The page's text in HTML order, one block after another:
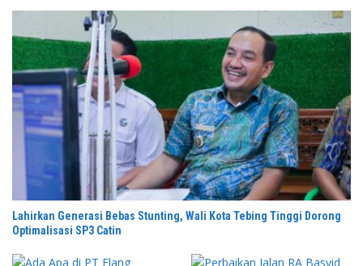
Lahirkan Generasi Bebas Stunting, Wali Kota Tebing Tinggi Dorong
Optimalisasi SP3 Catin